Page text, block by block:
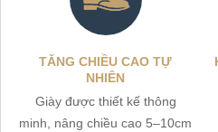
TĂNG CHIỀU CAO TỰ
NHIÊN
Giày được thiết kế thông
minh, nâng chiều cao 5–10cm